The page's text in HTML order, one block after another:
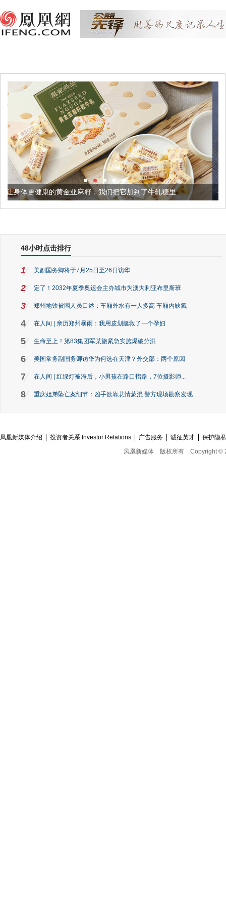
亚麻籽，我们把它加到了牛轧糖里 被列入佛家七宝的它到
48小时点击排行
1 美副国务卿将于7月25日至26日访华
2 定了！2032年夏季奥运会主办城市为澳大利亚布里斯班
3 郑州地铁被困人员口述：车厢外水有一人多高 车厢内缺氧
4 在人间 | 亲历郑州暴雨：我用皮划艇救了一个孕妇
5 生命至上！第83集团军某旅紧急实施爆破分洪
6 美国常务副国务卿访华为何选在天津？外交部：两个原因
7 在人间 | 红绿灯被淹后，小男孩在路口指路，7位摄影师...
8 重庆姐弟坠亡案细节：凶手欲靠悲情蒙混 警方现场勘察发现...
凤凰新媒体介绍 投资者关系 Investor Relations 广告服务 诚征英才
保护隐
凤凰新媒体
版权所有 Copyright ©